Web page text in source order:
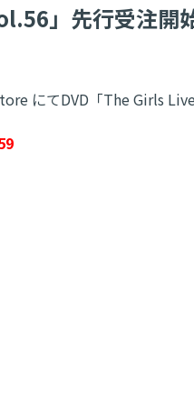
」先行受注開
にてDVD「The Girls